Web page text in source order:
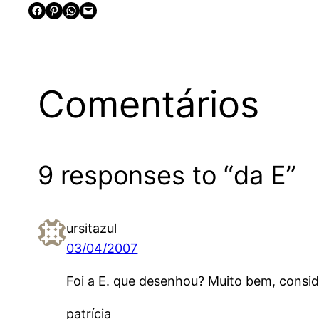
Share on Facebook Share on Pinterest Share on WhatsApp Email this Page
Comentários
9 responses to “da E”
ursitazul
03/04/2007
Foi a E. que desenhou? Muito bem,
patrícia